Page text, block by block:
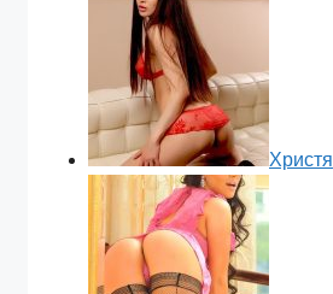
Христя